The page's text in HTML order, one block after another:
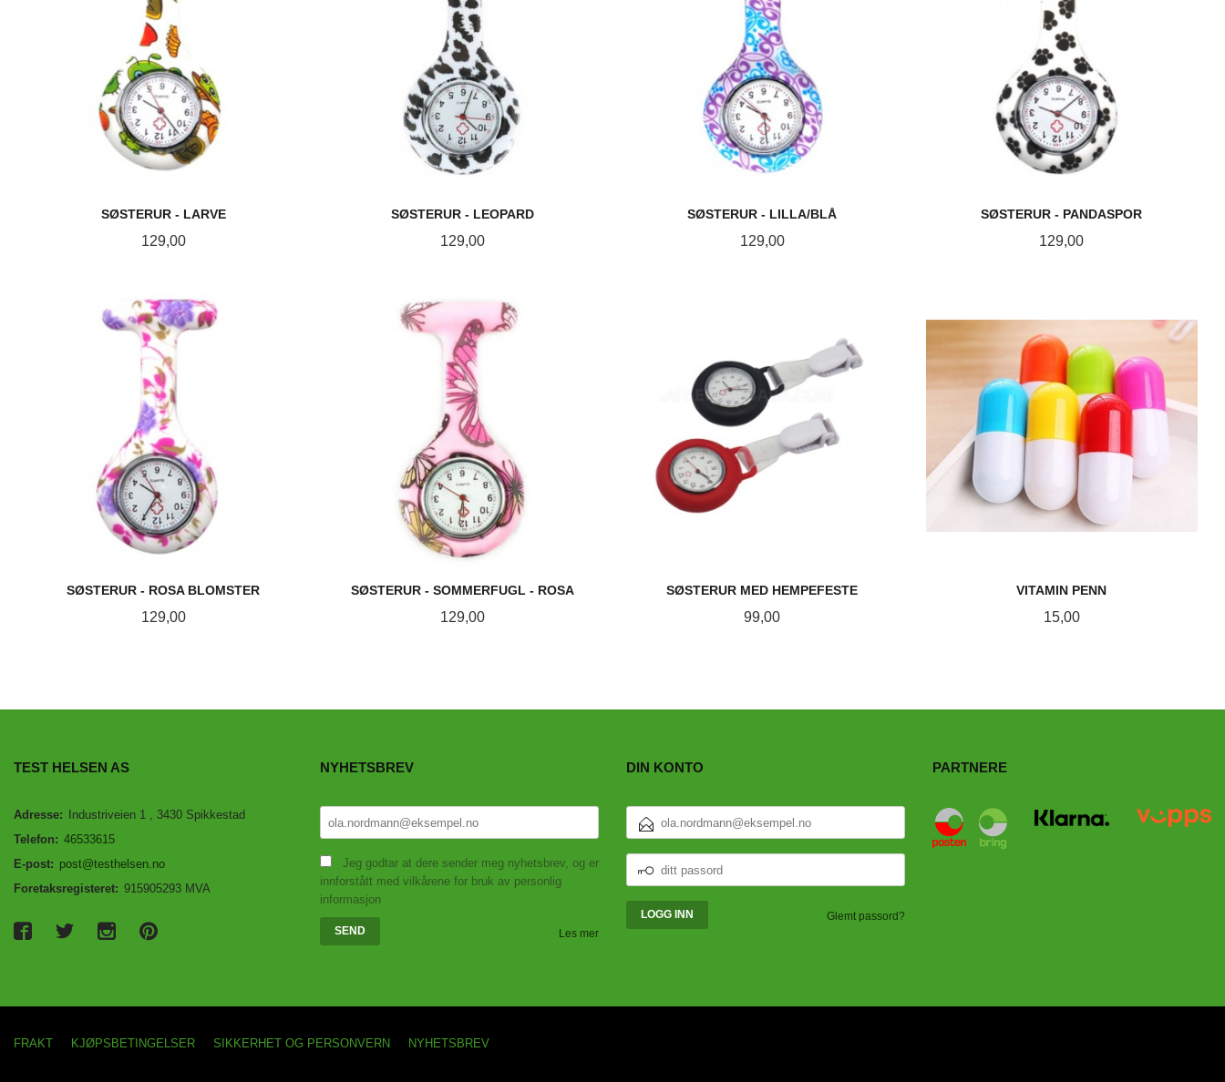
SØSTERUR - LARVE
Pris
129,00
SØSTERUR - LEOPARD
Pris
129,00
SØSTERUR - LILLA/BLÅ
Pris
129,00
SØSTERUR - PANDASPOR
Pris
129,00
SØSTERUR - ROSA BLOMSTER
Pris
129,00
SØSTERUR - SOMMERFUGL - ROSA
Pris
129,00
SØSTERUR MED HEMPEFESTE
Pris
99,00
VITAMIN PENN
Pris
15,00
TEST HELSEN AS
Adresse:
Industriveien 1 , 3430 Spikkestad
Telefon: 46533615
E-post: post@testhelsen.no
Foretaksregisteret: 915905293 MVA
NYHETSBREV
Jeg godtar at dere sender meg nyhetsbrev, og er
innforstått med vilkårene for bruk av personlig
informasjon
Les mer
DIN KONTO
POSTADRESSE
PASSORD
Glemt passord?
PARTNERE
FRAKT KJØPSBETINGELSER SIKKERHET OG PERSONVERN NYHETSBREV